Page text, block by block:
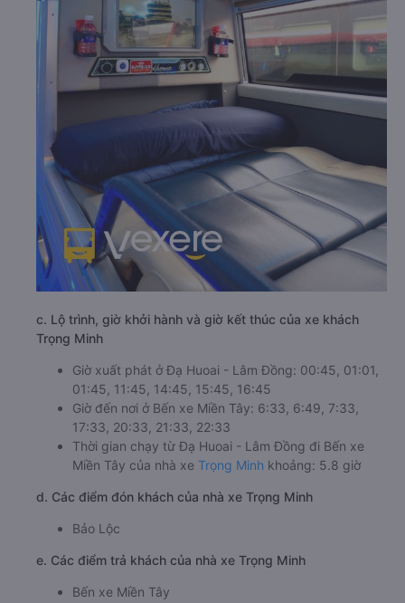
c. Lộ trình, giờ khởi hành và giờ kết thúc của xe khách
Trọng Minh
Giờ xuất phát ở Đạ Huoai - Lâm Đồng: 00:45, 01:01,
01:45, 11:45, 14:45, 15:45, 16:45
Giờ đến nơi ở Bến xe Miền Tây: 6:33, 6:49, 7:33,
17:33, 20:33, 21:33, 22:33
Thời gian chạy từ Đạ Huoai - Lâm Đồng đi Bến xe
Miền Tây của nhà xe Trọng Minh khoảng: 5.8 giờ
d. Các điểm đón khách của nhà xe Trọng Minh
Bảo Lộc
e. Các điểm trả khách của nhà xe Trọng Minh
Bến xe Miền Tây